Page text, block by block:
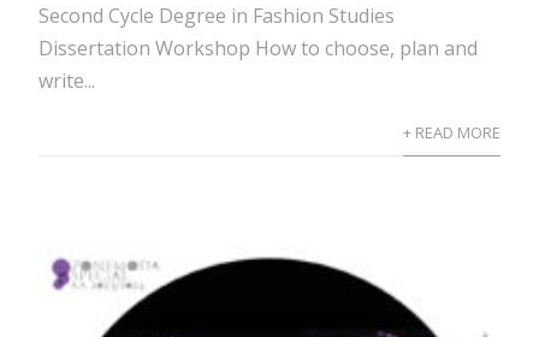
Second Cycle Degree in Fashion Studies
Dissertation Workshop How to choose, plan and
write...
+ READ MORE